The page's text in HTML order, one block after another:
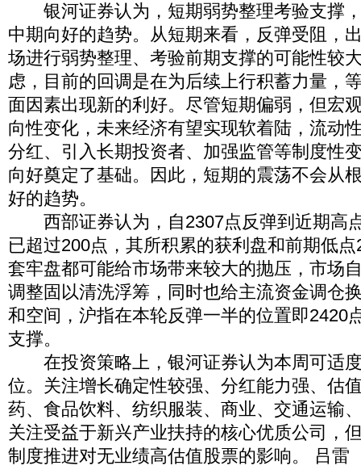
银河证券认为，短期弱势整理考验支撑
中期向好的趋势。从短期来看，反弹受阻，
场进行弱势整理、考验前期支撑的可能性较
虑，目前的回调是在为后续上行积蓄力量，
面因素出现新的利好。尽管短期偏弱，但宏
向性变化，未来经济有望实现软着陆，流动
分红、引入长期投资者、加强监管等制度性
向好奠定了基础。因此，短期的震荡不会从
好的趋势。
西部证券认为，自2307点反弹到近期高
已超过200点，其所积累的获利盘和前期低
套牢盘都可能给市场带来较大的抛压，市场
调整固以清洗浮筹，同时也给主流资金调仓
和空间，沪指在本轮反弹一半的位置即2420
支撑。
在投资策略上，银河证券认为本周可适
位。关注增长确定性较强、分红能力强、估
药、食品饮料、纺织服装、商业、交通运输
关注受益于新兴产业扶持的核心优质公司，
制度推进对无业绩高估值股票的影响。 吕雷